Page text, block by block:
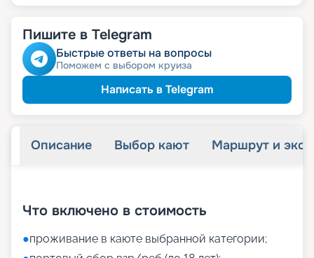
Пишите в Telegram
Быстрые ответы на вопросы
Поможем с выбором круиза
Написать в Telegram
Описание Выбор кают Маршрут и
Что включено в стоимость
●проживание в каюте выбранной категории;